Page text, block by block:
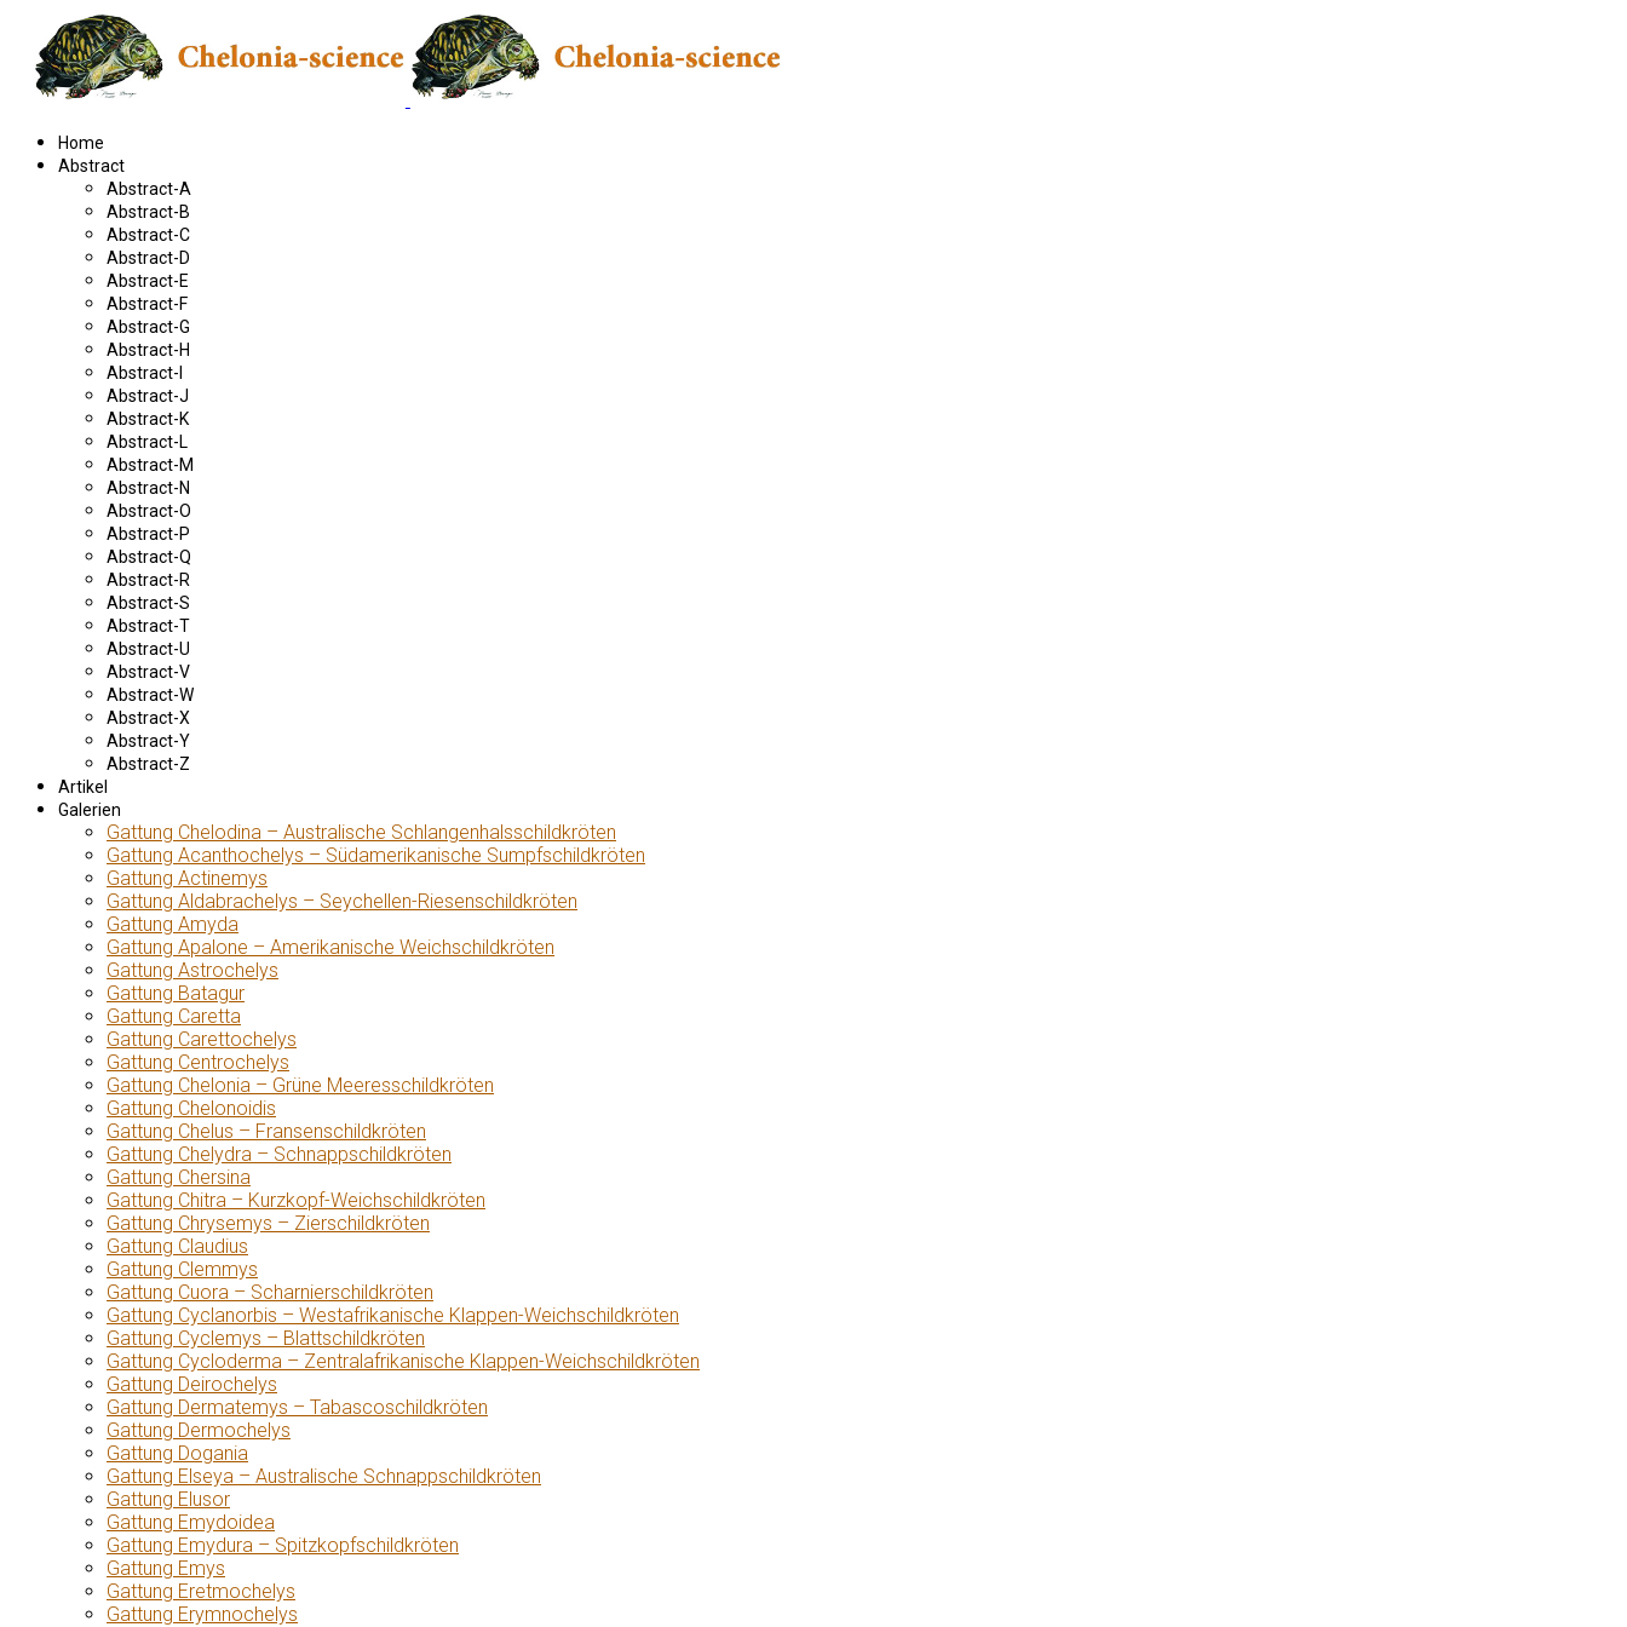
Home
Abstract
Abstract-A
Abstract-B
Abstract-C
Abstract-D
Abstract-E
Abstract-F
Abstract-G
Abstract-H
Abstract-I
Abstract-J
Abstract-K
Abstract-L
Abstract-M
Abstract-N
Abstract-O
Abstract-P
Abstract-Q
Abstract-R
Abstract-S
Abstract-T
Abstract-U
Abstract-V
Abstract-W
Abstract-X
Abstract-Y
Abstract-Z
Artikel
Galerien
Gattung Chelodina – Australische Schlangenhalsschildkröten
Gattung Acanthochelys – Südamerikanische Sumpfschildkröten
Gattung Actinemys
Gattung Aldabrachelys – Seychellen-Riesenschildkröten
Gattung Amyda
Gattung Apalone – Amerikanische Weichschildkröten
Gattung Astrochelys
Gattung Batagur
Gattung Caretta
Gattung Carettochelys
Gattung Centrochelys
Gattung Chelonia – Grüne Meeresschildkröten
Gattung Chelonoidis
Gattung Chelus – Fransenschildkröten
Gattung Chelydra – Schnappschildkröten
Gattung Chersina
Gattung Chitra – Kurzkopf-Weichschildkröten
Gattung Chrysemys – Zierschildkröten
Gattung Claudius
Gattung Clemmys
Gattung Cuora – Scharnierschildkröten
Gattung Cyclanorbis – Westafrikanische Klappen-Weichschildkröten
Gattung Cyclemys – Blattschildkröten
Gattung Cycloderma – Zentralafrikanische Klappen-Weichschildkröten
Gattung Deirochelys
Gattung Dermatemys – Tabascoschildkröten
Gattung Dermochelys
Gattung Dogania
Gattung Elseya – Australische Schnappschildkröten
Gattung Elusor
Gattung Emydoidea
Gattung Emydura – Spitzkopfschildkröten
Gattung Emys
Gattung Eretmochelys
Gattung Erymnochelys